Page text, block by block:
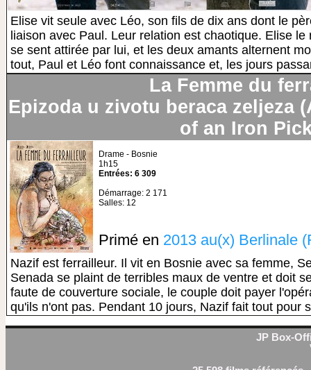
Elise vit seule avec Léo, son fils de dix ans dont le
liaison avec Paul. Leur relation est chaotique. Elise
se sent attirée par lui, et les deux amants alternent
tout, Paul et Léo font connaissance et, les jours
La Femme du
Epizoda u zivotu beraca zeljeza
of an Iron
Drame - Bosnie
1h15
Entrées: 6 309
Démarrage: 2 171
Salles: 12
Primé en 2013 au(x) Berlinale
Nazif est ferrailleur. Il vit en Bosnie avec sa femme,
Senada se plaint de terribles maux de ventre et doit
faute de couverture sociale, le couple doit payer
qu'ils n'ont pas. Pendant 10 jours, Nazif fait tout pour
JP Box-